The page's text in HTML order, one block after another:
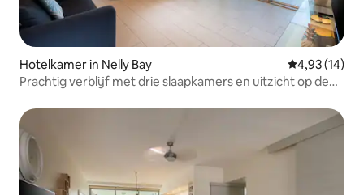
Hotelkamer in Nelly Bay Gemiddelde
4,93 (14)
Prachtig verblijf met drie slaapkamers en uitzicht op de